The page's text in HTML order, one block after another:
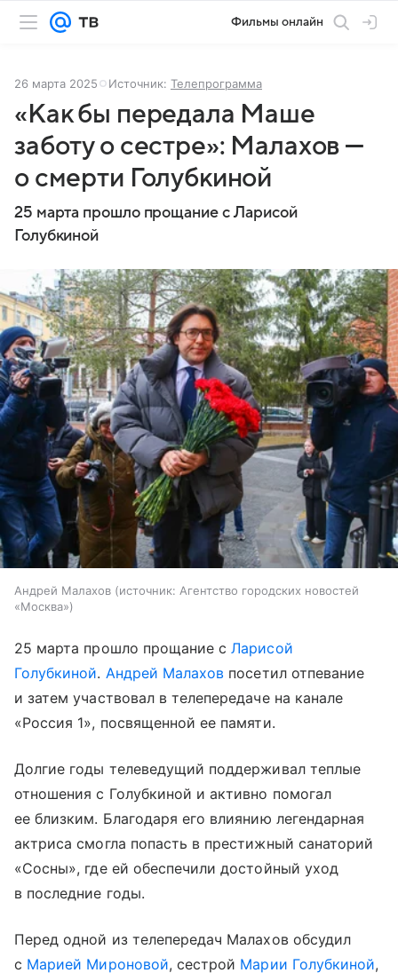
Фильмы онлайн
26 марта 2025 Источник: Телепрограмма
«Как бы передала Маше
заботу о сестре»: Малахов —
о смерти Голубкиной
25 марта прошло прощание с Ларисой
Голубкиной
Андрей Малахов источник: Агентство городских новостей
«Москва»
25 марта прошло прощание сЛарисой
Голубкиной. Андрей Малахов посетил отпевание
и затем участвовал в телепередаче на канале
«Россия 1», посвященной ее памяти.
Долгие годы телеведущий поддерживал теплые
отношения с Голубкиной и активно помогал
ее близким. Благодаря его влиянию легендарная
актриса смогла попасть в престижный санаторий
«Сосны», где ей обеспечили достойный уход
в последние годы.
Перед одной из телепередач Малахов обсудил
с Марией Мироновой, сестрой Марии Голубкиной,